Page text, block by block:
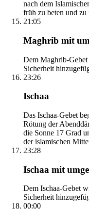
nach dem
früh zu beten und zu
21:05
Maghrib mit
Dem Maghrib-
Sicherheit
23:26
Ischaa
Das Ischaa-Gebet
Rötung der
die Sonne 17 Grad
der islamischen
23:28
Ischaa mit
Dem Ischaa-Gebet
Sicherheit
00:00